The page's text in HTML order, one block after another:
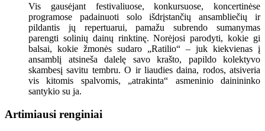
Vis gausėjant festivaliuose, konkursuose, koncertinėse
programose padainuoti solo išdrįstančių ansambliečių ir
pildantis jų repertuarui, pamažu subrendo sumanymas
parengti solinių dainų rinktinę. Norėjosi parodyti, kokie gi
balsai, kokie žmonės sudaro „Ratilio“ – juk kiekvienas į
ansamblį atsineša dalelę savo krašto, papildo kolektyvo
skambesį savitu tembru. O ir liaudies daina, rodos, atsiveria
vis kitomis spalvomis, „atrakinta“ asmeninio dainininko
santykio su ja.
Artimiausi renginiai